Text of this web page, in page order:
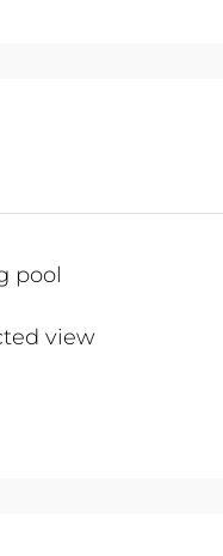
pool
view